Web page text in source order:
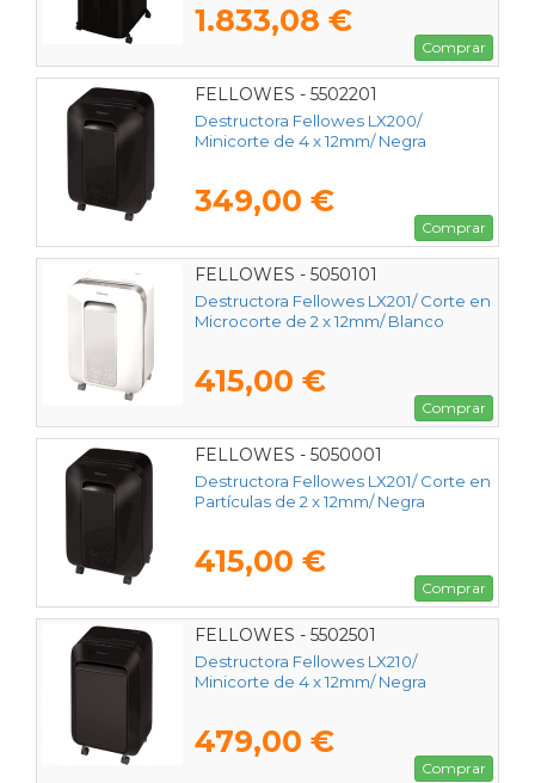
1.833,08 €
Comprar
FELLOWES - 5502201
Destructora Fellowes LX200/
Minicorte de 4 x 12mm/ Negra
349,00 €
Comprar
FELLOWES - 5050101
Destructora Fellowes LX201/ Corte en
Microcorte de 2 x 12mm/ Blanco
415,00 €
Comprar
FELLOWES - 5050001
Destructora Fellowes LX201/ Corte en
Partículas de 2 x 12mm/ Negra
415,00 €
Comprar
FELLOWES - 5502501
Destructora Fellowes LX210/
Minicorte de 4 x 12mm/ Negra
479,00 €
Comprar